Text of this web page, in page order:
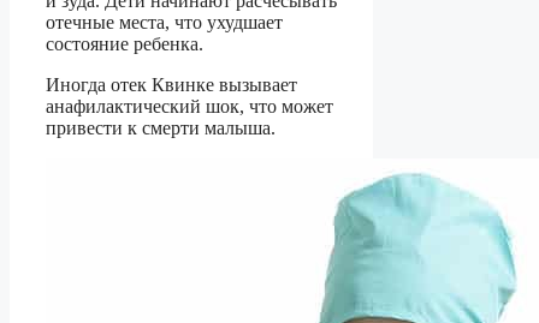
отечные места, что ухудшает
состояние ребенка.
Иногда отек Квинке вызывает
анафилактический шок, что может
привести к смерти малыша.